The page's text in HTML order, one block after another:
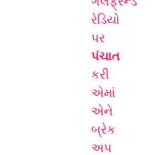
રેડિયો
પર
પંચાત
કરી
એમાં
એને
બ્રેક
અપ